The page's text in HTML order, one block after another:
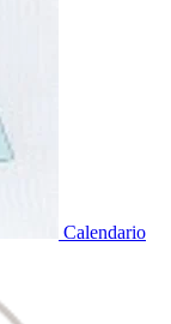
Calendario